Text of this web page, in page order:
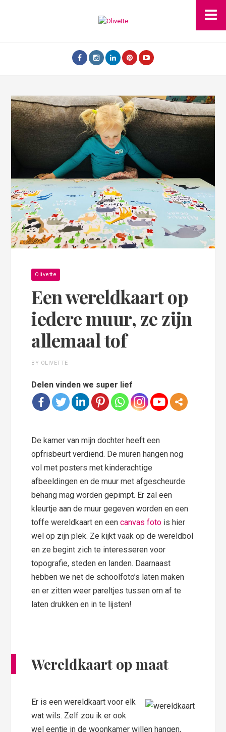
Olivette
Een wereldkaart op
iedere muur, ze zijn
allemaal tof
BY OLIVETTE
Delen vinden we super lief
De kamer van mijn dochter heeft een
opfrisbeurt verdiend. De muren hangen nog
vol met posters met kinderachtige
afbeeldingen en de muur met afgescheurde
behang mag worden gepimpt. Er zal een
kleurtje aan de muur gegeven worden en een
toffe wereldkaart en eencanvas foto is hier
wel op zijn plek. Ze kijkt vaak op de wereldbol
en ze begint zich te interesseren voor
topografie, steden en landen. Daarnaast
hebben we net de schoolfoto’s laten maken
en er zitten weer pareltjes tussen om af te
laten drukken en in te lijsten!
Wereldkaart op maat
Er is een wereldkaart voor elk
wat wils. Zelf zou ik er ook
wel eentje in de woonkamer willen hangen,